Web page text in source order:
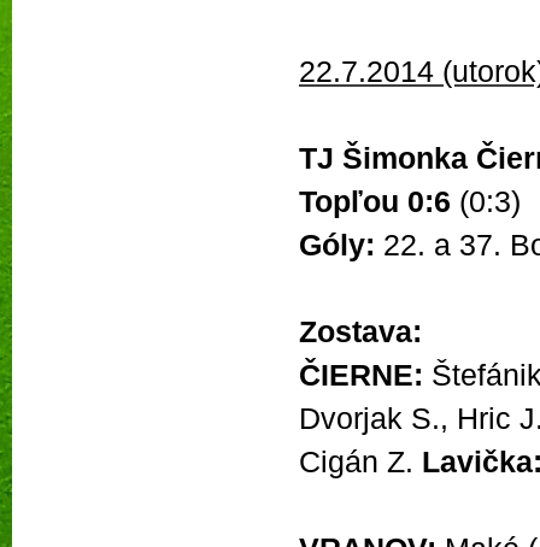
22.7.2014
TJ Šimonka
Topľou 0:6 (0:3)
Góly: 22. a 37.
Zostava:
ČIERNE:
Dvorjak S., Hric
Cigán Z.